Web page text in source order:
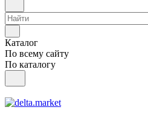
Каталог
По всему сайту
По каталогу